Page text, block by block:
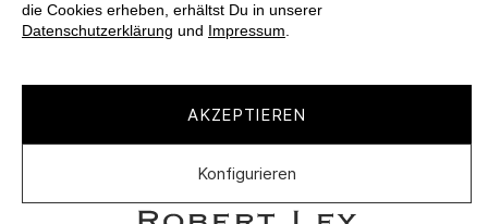
die Cookies erheben, erhältst Du in unserer
Datenschutzerklärung und Impressum.
AKZEPTIEREN
Konfigurieren